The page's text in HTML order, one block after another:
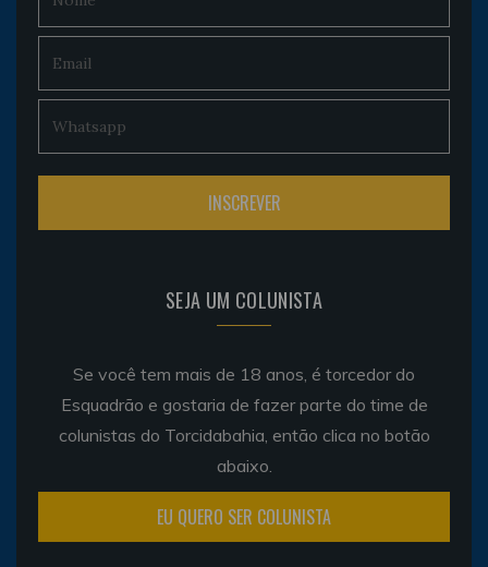
SEJA UM COLUNISTA
Se você tem mais de 18 anos, é torcedor do
Esquadrão e gostaria de fazer parte do time de
colunistas do Torcidabahia, então clica no botão
abaixo.
EU QUERO SER COLUNISTA